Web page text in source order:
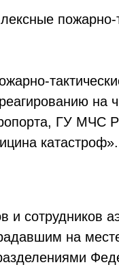
пожарно-
на
ГУ МЧС
катастроф».
и сотрудников
на